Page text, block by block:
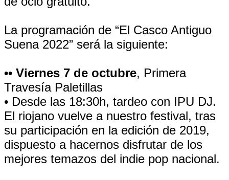
La programación de “El Casco Antiguo
Suena 2022” será la siguiente:
•• Viernes 7 de octubre, Primera
Travesía Paletillas
• Desde las 18:30h, tardeo con IPU DJ.
El riojano vuelve a nuestro festival, tras
su participación en la edición de 2019,
dispuesto a hacernos disfrutar de los
mejores temazos del indie pop nacional.